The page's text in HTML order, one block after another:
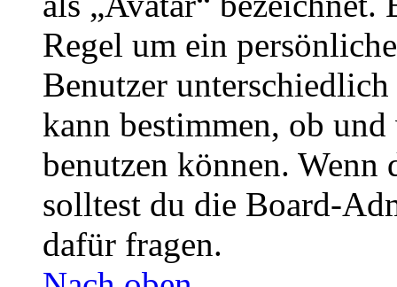
Regel um ein
Benutzer
kann bestimmen, ob
benutzen können. Wenn
solltest du die Board-
dafür fragen.